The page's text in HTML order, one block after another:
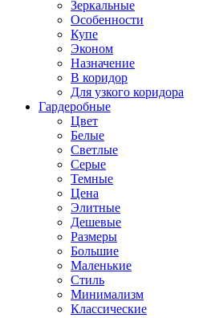
Зеркальные
Особенности
Купе
Эконом
Назначение
В коридор
Для узкого коридора
Гардеробные
Цвет
Белые
Светлые
Серые
Темные
Цена
Элитные
Дешевые
Размеры
Большие
Маленькие
Стиль
Минимализм
Классические